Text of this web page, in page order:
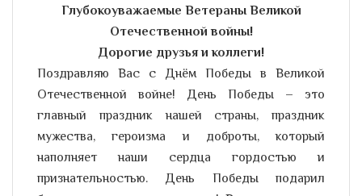
Глубокоуважаемые Ветераны Великой
Отечественной войны!
Дорогие друзья и коллеги!
Поздравляю Вас с Днём Победы в Великой
Отечественной войне! День Победы – это
главный праздник нашей страны, праздник
мужества, героизма и доброты, который
наполняет наши сердца гордостью и
признательностью. День Победы подарил